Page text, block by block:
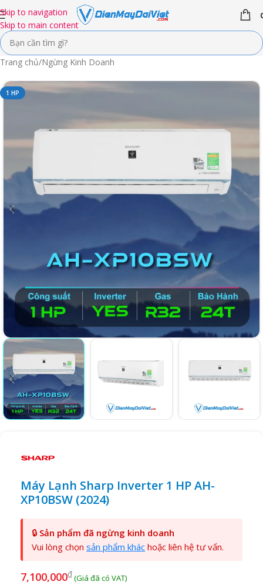
Skip to navigation
Skip to main content
Trang chủ/Ngừng Kinh Doanh
1 HP
Máy Lạnh Sharp Inverter 1 HP AH-
XP10BSW (2024)
🔒 Sản phẩm đã ngừng kinh doanh
Vui lòng chọn sản phẩm khác hoặc liên hệ tư vấn.
7,100,000₫